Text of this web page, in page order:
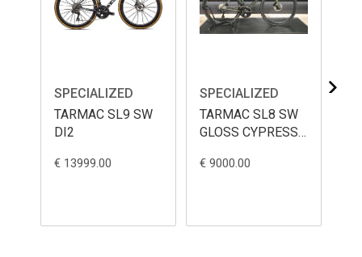
SPECIALIZED
TARMAC SL9 SW
DI2
€ 13999.00
SPECIALIZED
TARMAC SL8 SW
GLOSS CYPRESS
€ 9000.00